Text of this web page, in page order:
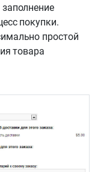
покупки.
простой
товара